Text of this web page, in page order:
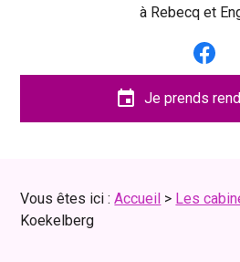
à Rebecq et
event Je prends
Vous êtes ici : Accueil > Les
Koekelberg